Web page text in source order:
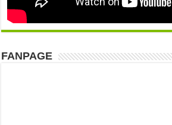
FANPAGE